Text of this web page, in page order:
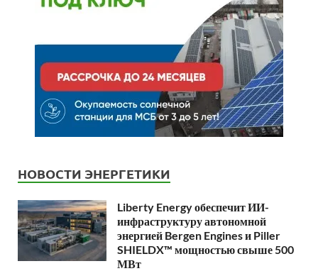
НОВОСТИ ЭНЕРГЕТИКИ
Liberty Energy обеспечит ИИ-
инфраструктуру автономной
энергией Bergen Engines и Piller
SHIELDX™ мощностью свыше 500
МВт